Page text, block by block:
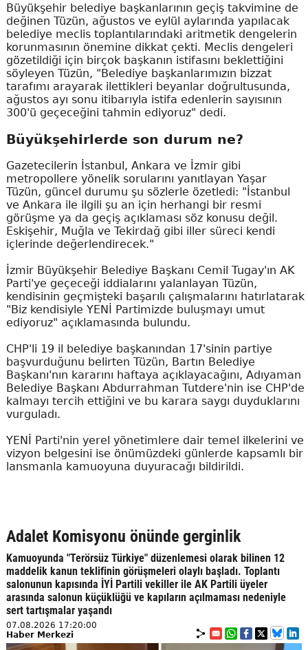
Büyükşehir belediye başkanlarının geçiş takvimine de
değinen Tüzün, ağustos ve eylül aylarında yapılacak
belediye meclis toplantılarındaki aritmetik dengelerin
korunmasının önemine dikkat çekti. Meclis dengeleri
gözetildiği için birçok başkanın istifasını beklettiğini
söyleyen Tüzün, "Belediye başkanlarımızın bizzat
tarafımı arayarak ilettikleri beyanlar doğrultusunda,
ağustos ayı sonu itibarıyla istifa edenlerin sayısının
300'ü geçeceğini tahmin ediyoruz" dedi.
Büyükşehirlerde son durum ne?
Gazetecilerin İstanbul, Ankara ve İzmir gibi
metropollere yönelik sorularını yanıtlayan Yaşar
Tüzün, güncel durumu şu sözlerle özetledi: "İstanbul
ve Ankara ile ilgili şu an için herhangi bir resmi
görüşme ya da geçiş açıklaması söz konusu değil.
Eskişehir, Muğla ve Tekirdağ gibi iller süreci kendi
içlerinde değerlendirecek."
İzmir Büyükşehir Belediye Başkanı Cemil Tugay'ın AK
Parti'ye geçeceği iddialarını yalanlayan Tüzün,
kendisinin geçmişteki başarılı çalışmalarını hatırlatarak
"Biz kendisiyle YENİ Partimizde buluşmayı umut
ediyoruz" açıklamasında bulundu.
CHP'li 19 il belediye başkanından 17'sinin partiye
başvurduğunu belirten Tüzün, Bartın Belediye
Başkanı'nın kararını haftaya açıklayacağını, Adıyaman
Belediye Başkanı Abdurrahman Tutdere'nin ise CHP'de
kalmayı tercih ettiğini ve bu karara saygı duyduklarını
vurguladı.
YENİ Parti'nin yerel yönetimlere dair temel ilkelerini ve
vizyon belgesini ise önümüzdeki günlerde kapsamlı bir
lansmanla kamuoyuna duyuracağı bildirildi.
Adalet Komisyonu önünde gerginlik
Kamuoyunda "Terörsüz Türkiye" düzenlemesi olarak bilinen 12
maddelik kanun teklifinin görüşmeleri olaylı başladı. Toplantı
salonunun kapısında İYİ Partili vekiller ile AK Partili üyeler
arasında salonun küçüklüğü ve kapıların açılmaması nedeniyle
sert tartışmalar yaşandı
07.08.2026 17:20:00
Haber Merkezi